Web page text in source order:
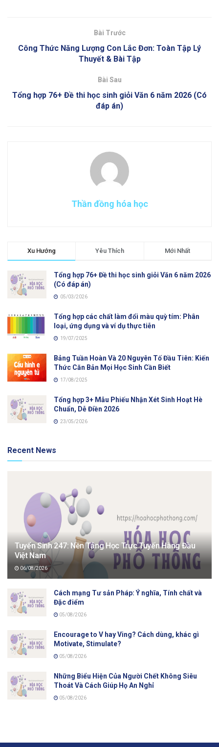
Bài Trước
Công Thức Năng Lượng Con Lắc Đơn: Toàn Tập Lý
Thuyết & Bài Tập
Bài Sau
Tổng hợp 76+ Đề thi học sinh giỏi Văn 6 năm 2026 (Có
đáp án)
Thần đồng hóa học
Xu Hướng Yêu Thích Mới Nhất
Tổng hợp 76+ Đề thi học sinh giỏi Văn 6 năm 2026
(Có đáp án)
05/03/2026
Tổng hợp các chất làm đổi màu quỳ tím: Phân
loại, ứng dụng và ví dụ thực tiễn
19/07/2025
Bảng Tuần Hoàn Và 20 Nguyên Tố Đầu Tiên: Kiến
Thức Căn Bản Mọi Học Sinh Cần Biết
17/08/2025
Tổng hợp 3+ Mẫu Phiếu Nhận Xét Sinh Hoạt Hè
Chuẩn, Dễ Điền 2026
23/05/2026
Recent News
Tuyển Sinh 247: Nền Tảng Học Trực Tuyến Hàng Đầu
Việt Nam
06/08/2026
Cách mạng Tư sản Pháp: Ý nghĩa, Tính chất và
Đặc điểm
05/08/2026
Encourage to V hay Ving? Cách dùng, khác gì
Motivate, Stimulate?
05/08/2026
Những Biểu Hiện Của Người Chết Không Siêu
Thoát Và Cách Giúp Họ An Nghỉ
05/08/2026